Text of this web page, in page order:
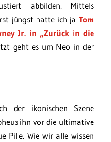
abbilden. Mittels
jüngst hatte ich ja Tom
Jr. in „Zurück in die
geht es um Neo in der
der ikonischen Szene
ihn vor die ultimative
Pille. Wie wir alle wissen